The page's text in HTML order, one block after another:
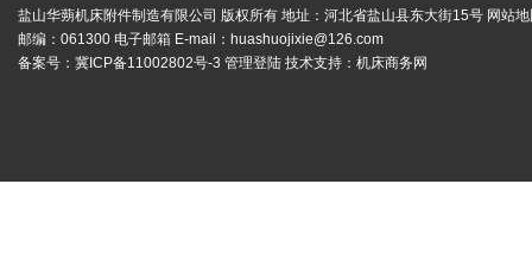
盐山华蒴机床附件制造有限公司 版权所有 地址：河北省盐山县东大街15号 网站
邮编：061300 电子邮箱 E-mail： huashuojixie@126.com
备案号： 冀ICP备11002802号-3 管理登陆 技术支持： 机床商务网